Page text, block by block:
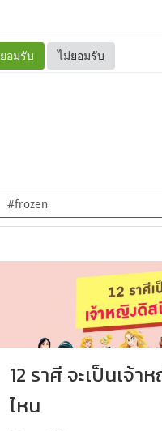
ยอมรับ ไม่ยอมรับ
12 ราศี จะเป็นเจ้
ไหน